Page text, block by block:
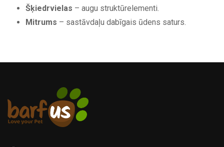
Šķiedrvielas – augu struktūrelementi.
Mitrums – sastāvdaļu dabīgais ūdens saturs.